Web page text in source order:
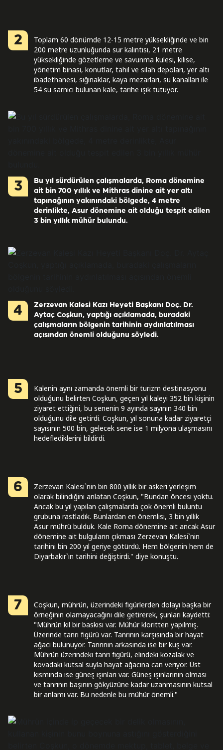
2
Toplam 60 dönümde 12-15 metre yüksekliğinde ve bin
200 metre uzunluğunda sur kalıntısı, 21 metre
yüksekliğinde gözetleme ve savunma kulesi, kilise,
yönetim binası, konutlar, tahıl ve silah depoları, yer altı
ibadethanesi, sığınaklar, kaya mezarları, su kanalları ile
54 su sarnıcı bulunan kale, tarihe ışık tutuyor.
3
Bu yıl sürdürülen çalışmalarda, Roma dönemine
ait bin 700 yıllık ve Mithras dinine ait yer altı
tapınağının yakınındaki bölgede, 4 metre
derinlikte, Asur dönemine ait olduğu tespit edilen
3 bin yıllık mühür bulundu.
4
Zerzevan Kalesi Kazı Heyeti Başkanı Doç. Dr.
Aytaç Coşkun, yaptığı açıklamada, buradaki
çalışmaların bölgenin tarihinin aydınlatılması
açısından önemli olduğunu söyledi.
5
Kalenin aynı zamanda önemli bir turizm destinasyonu
olduğunu belirten Coşkun, geçen yıl kaleyi 352 bin kişinin
ziyaret ettiğini, bu senenin 9 ayında sayının 340 bin
olduğunu dile getirdi. Coşkun, yıl sonuna kadar ziyaretçi
sayısının 500 bin, gelecek sene ise 1 milyona ulaşmasını
hedeflediklerini bildirdi.
6
Zerzevan Kalesi`nin bin 800 yıllık bir askeri yerleşim
olarak bilindiğini anlatan Coşkun, "Bundan öncesi yoktu.
Ancak bu yıl yapılan çalışmalarda çok önemli buluntu
grubuna rastladık. Bunlardan en önemlisi, 3 bin yıllık
Asur mührü bulduk. Kale Roma dönemine ait ancak Asur
dönemine ait bulguların çıkması Zerzevan Kalesi`nin
tarihini bin 200 yıl geriye götürdü. Hem bölgenin hem de
Diyarbakır`ın tarihini değiştirdi." diye konuştu.
7
Coşkun, mührün, üzerindeki figürlerden dolayı başka bir
örneğinin olamayacağını dile getirerek, şunları kaydetti:
"Mührün kil bir baskısı var. Mühür kloritten yapılmış.
Üzerinde tanrı figürü var. Tanrının karşısında bir hayat
ağacı bulunuyor. Tanrının arkasında ise bir kuş var.
Mührün üzerindeki tanrı figürü, elindeki kozalak ve
kovadaki kutsal suyla hayat ağacına can veriyor. Üst
kısmında ise güneş ışınları var. Güneş ışınlarının olması
ve tanrının başının gökyüzüne kadar uzanmasının kutsal
bir anlamı var. Bu nedenle bu mühür önemli."